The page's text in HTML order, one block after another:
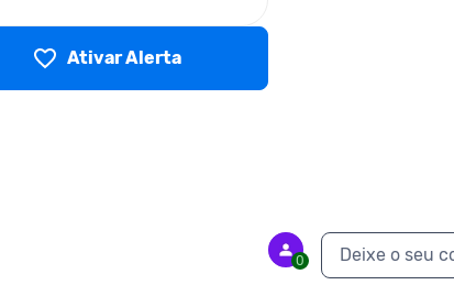
Ativar Alerta
0 Deixe o seu